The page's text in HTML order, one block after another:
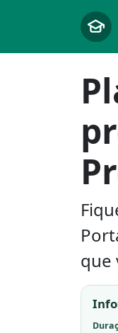
Pular para o
que